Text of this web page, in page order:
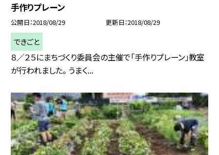
手作りプレーン
公開日 2018/08/29 更新日 2018/08/29
できごと
８／２５にまちづくり委員会の主催で「手作りプレーン」教室
が行われました。 うまく...